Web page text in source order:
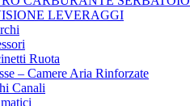
LEVERAGGI
Ruota
– Camere Aria Rinforzate
Canali